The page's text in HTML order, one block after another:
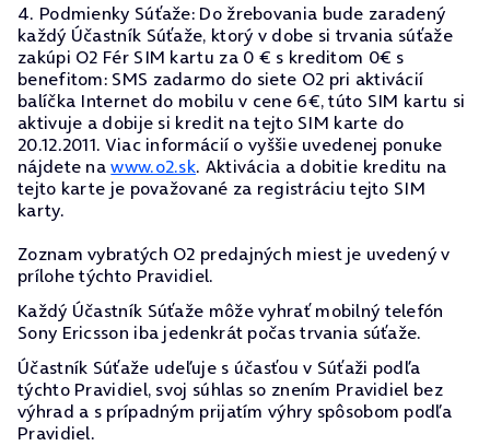
4. Podmienky Súťaže: Do žrebovania bude zaradený
každý Účastník Súťaže, ktorý v dobe si trvania súťaže
zakúpi O2 Fér SIM kartu za 0 € s kreditom 0€ s
benefitom: SMS zadarmo do siete O2 pri aktivácií
balíčka Internet do mobilu v cene 6€, túto SIM kartu si
aktivuje a dobije si kredit na tejto SIM karte do
20.12.2011. Viac informácií o vyššie uvedenej ponuke
nájdete nawww.o2.sk. Aktivácia a dobitie kreditu na
tejto karte je považované za registráciu tejto SIM
karty.
Zoznam vybratých O2 predajných miest je uvedený v
prílohe týchto Pravidiel.
Každý Účastník Súťaže môže vyhrať mobilný telefón
Sony Ericsson iba jedenkrát počas trvania súťaže.
Účastník Súťaže udeľuje s účasťou v Súťaži podľa
týchto Pravidiel, svoj súhlas so znením Pravidiel bez
výhrad a s prípadným prijatím výhry spôsobom podľa
Pravidiel.